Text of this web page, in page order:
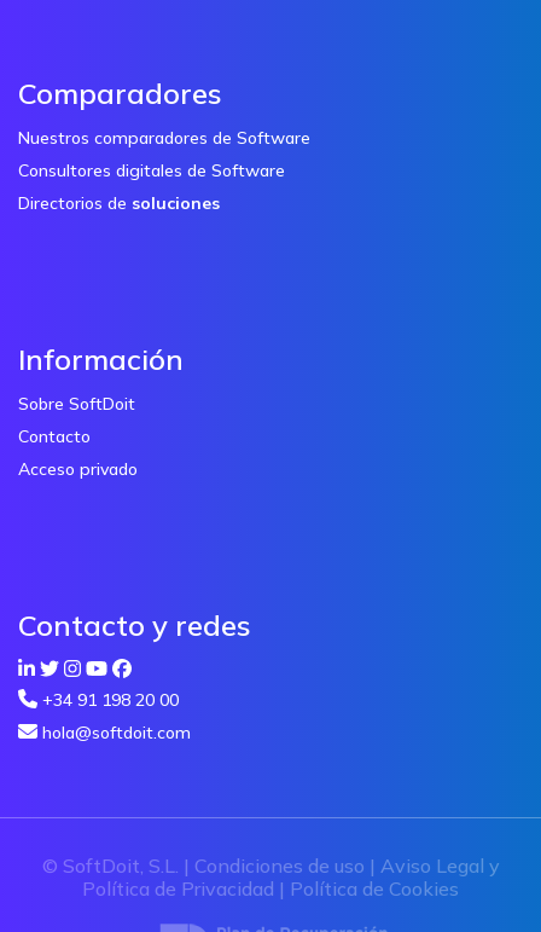
Comparadores
Nuestros comparadores de Software
Consultores digitales de Software
Directorios de soluciones
Información
Sobre SoftDoit
Contacto
Acceso privado
Contacto y redes
+34 91 198 20 00
hola@softdoit.com
© SoftDoit, S.L. | Condiciones de uso | Aviso Legal y
Política de Privacidad | Política de Cookies